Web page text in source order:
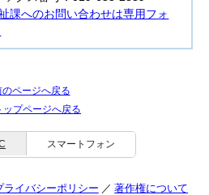
課へのお問い合わせは専用フォ
のページへ戻る
ップページへ戻る
スマートフォン
ライバシーポリシー 著作権について